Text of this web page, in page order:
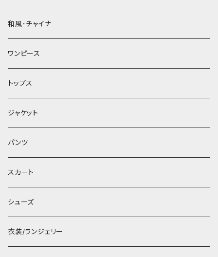
和風･チャイナ
ワンピース
トップス
ジャケット
パンツ
スカート
シューズ
衣装/ランジェリー